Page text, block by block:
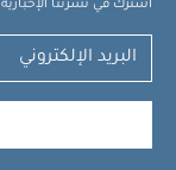
اشترك في نشرتنا